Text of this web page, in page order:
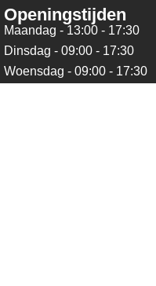
Openingstijden
Maandag - 13:00 - 17:30
Dinsdag - 09:00 - 17:30
Woensdag - 09:00 - 17:30